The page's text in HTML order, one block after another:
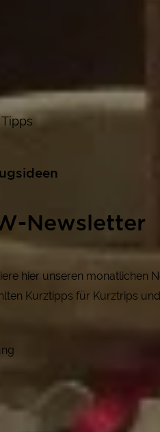
Newsletter
hier unseren monatlichen
Kurztipps für Kurztrips